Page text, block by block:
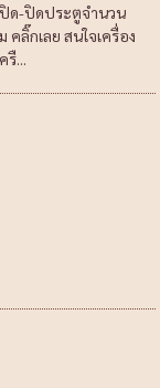
ด-ปิดประตูจำนวน
ลิ๊กเลย สนใจเครื่อง
รื...